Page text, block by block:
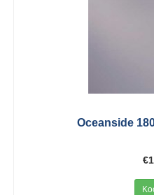
Oceanside